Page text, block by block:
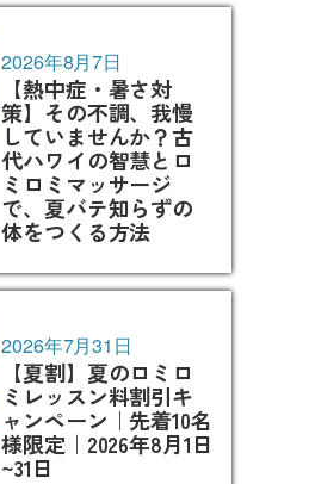
【熱中症・暑さ対
策】その不調、我慢
していませんか？古
代ハワイの智慧とロ
ミロミマッサージ
で、夏バテ知らずの
体をつくる方法
2026年8月7日
【夏割】夏のロミロ
ミレッスン料割引キ
ャンペーン｜先着10名
様限定｜2026年8月1日
~31日
2026年7月31日